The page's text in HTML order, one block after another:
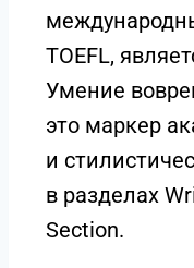
TOEFL,
Умение
это маркер
и
в разделах
Section.